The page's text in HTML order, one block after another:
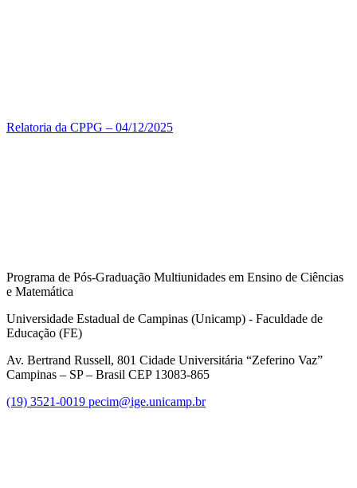
Relatoria da CPPG – 04/12/2025
Programa de Pós-Graduação Multiunidades em Ensino de Ciências
e Matemática
Universidade Estadual de Campinas (Unicamp) - Faculdade de
Educação (FE)
Av. Bertrand Russell, 801 Cidade Universitária “Zeferino Vaz”
Campinas – SP – Brasil CEP 13083-865
(19) 3521-0019 pecim@ige.unicamp.br